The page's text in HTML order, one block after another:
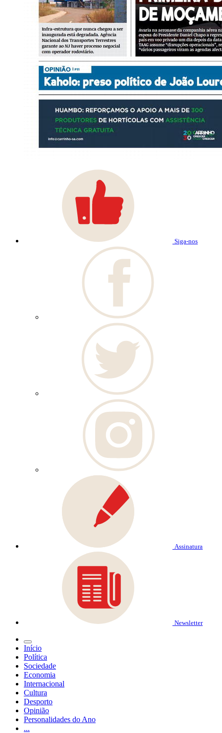
Siga-nos
Assinatura
Newsletter
Início
Política
Sociedade
Economia
Internacional
Cultura
Desporto
Opinião
Personalidades do Ano
...